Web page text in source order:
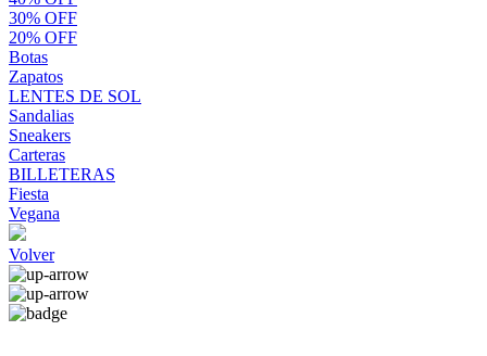
30% OFF
20% OFF
Botas
Zapatos
LENTES DE SOL
Sandalias
Sneakers
Carteras
BILLETERAS
Fiesta
Vegana
Volver